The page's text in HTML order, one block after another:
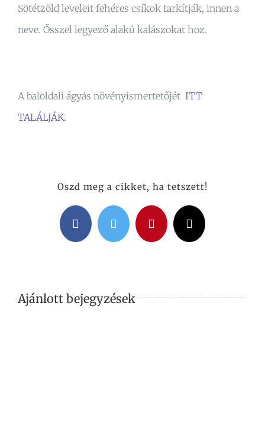
Sötétzöld leveleit fehéres csíkok tarkítják, innen a
neve. Ősszel legyező alakú kalászokat hoz.
A baloldali ágyás növényismertetőjét ITT
TALÁLJÁK.
Oszd meg a cikket, ha tetszett!
Facebook Twitter Pinterest Email:
Ajánlott bejegyzések